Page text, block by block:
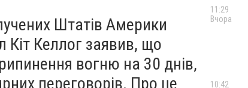
Штатів Америки
Кіт Келлог заявив, що
вогню на 30 днів,
переговорів. Про це
11:29
Вчора
10:42